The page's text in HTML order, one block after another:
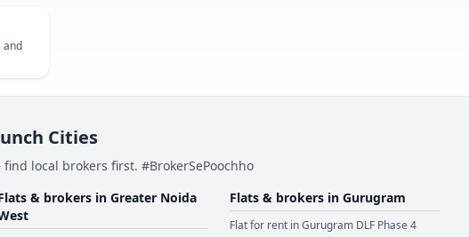
and
Cities
local brokers first. #BrokerSePoochho
& brokers inGreater Noida
Flats & brokers inGurugram
Flat for rent inGurugram DLF Phase 4